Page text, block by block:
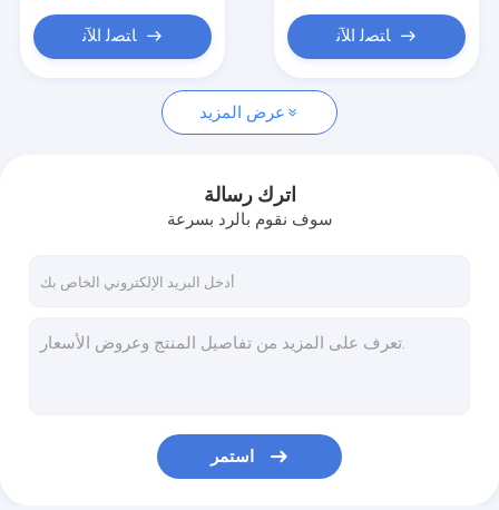
صمام عدم رجوع ذو حواف
صمام الفراشة ذو الحواف
صمام فراشة ويفر
صمام حفظ المياه
صمام هواء ذو ​​حواف
ﺎﺘﺼﻟ ﺍﻶﻧ ﺎﺘﺼﻟ ﺍﻶﻧ
عرض المزيد
اترك رسالة
سوف نقوم بالرد بسرعة
استمر